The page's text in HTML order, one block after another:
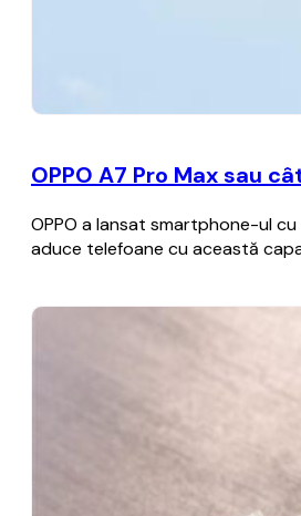
OPPO A7 Pro Max sau
OPPO a lansat smartphone-ul
aduce telefoane cu această